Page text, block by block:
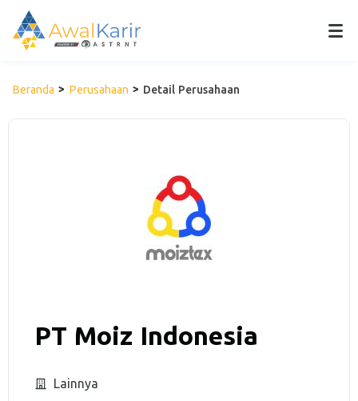
Beranda Perusahaan Detail Perusahaan
PT Moiz Indonesia
Lainnya